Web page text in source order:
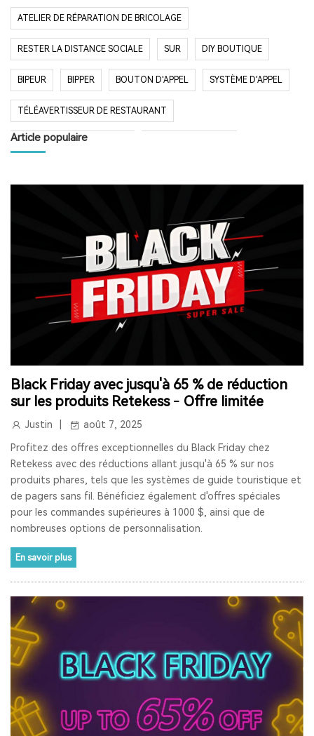
Black Friday avec jusqu'à 65 % de réduction
sur les produits Retekess – Offre limitée
Justin août 7, 2025
Profitez des offres exceptionnelles du Black Friday chez
Retekess avec des réductions allant jusqu'à 65 % sur nos
produits phares, tels que les systèmes de guide touristique et
de pagers sans fil. Bénéficiez également d'offres spéciales
pour les commandes supérieures à 1000 $, ainsi que de
nombreuses options de personnalisation.
En savoir plus
ATELIER DE RÉPARATION DE BRICOLAGE
RESTER LA DISTANCE SOCIALE SUR DIY BOUTIQUE
BIPEUR BIPPER BOUTON D'APPEL SYSTÈME D'APPEL
TÉLÉAVERTISSEUR DE RESTAURANT
SYSTÈME D'APPEL SANS FIL
HÔPITAL RADIO RADIO PORTABLE
RADIO DE POCHE RADIO DE DOUCHE
ENCEINTE BLUETOOTH ÉTANCHE
HAUT-PARLEUR BLUETOOTH SANS FIL
AUDIOGUIDE DU MUSÉE TOUR GUIDE SYSTEM
TOUR GUIDE SYSTEM INTERPHONE DE FENÊTRE
HAUT-PARLEUR DE FENÊTRE
SYSTÈME D'INTERPHONE DE COMPTEUR À DEUX VOIES
BANQUE LA FENÊTRE LE SIGNAL 2.4G EST UNIVERSEL
VERROUILLAGE DE CANAL
VISITE GUIDEE
RADIO BLUETOOTH POSTE RADIO RADIO SW
RESTAURANT PAGER
SYSTÈME D'APPEL POUR CUISINE INTERPHONE DE FENÊTRE
Article populaire